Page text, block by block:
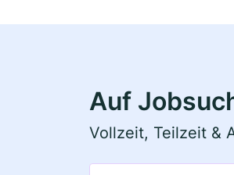
Auf
Vollzeit, Teilzeit &